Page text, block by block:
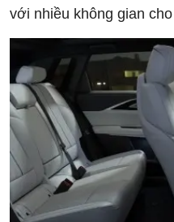
với nhiều không gian